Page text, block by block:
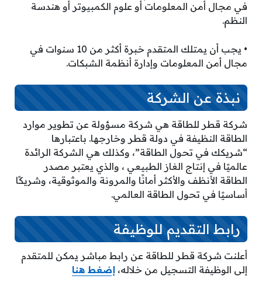
في مجال أمن المعلومات أو علوم الكمبيوتر أو هندسة
النظم.
• يجب أن يمتلك المتقدم خبرة أكثر من 10 سنوات في
مجال أمن المعلومات وإدارة أنظمة الشبكات.
نبذة عن الشركة
شركة قطر للطاقة هي شركة مسؤولة عن تطوير موارد
الطاقة النظيفة في دولة قطر وخارجها. باعتبارها
“شريكك في تحول الطاقة”، وكذلك هي الشركة الرائدة
عالميًا في إنتاج الغاز الطبيعي ، والذي يعتبر مصدر
الطاقة الأنظف والأكثر أمانًا والمرونة والموثوقية، وشريكًا
أساسيًا في تحول الطاقة العالمي.
رابط التقديم للوظيفة
أعلنت شركة قطر للطاقة عن رابط مباشر يمكن للمتقدم
إلى الوظيفة التسجيل من خلاله، إضغط هنا